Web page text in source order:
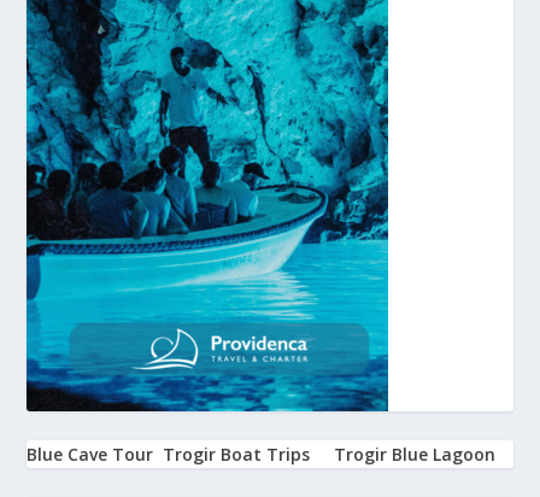
Blue Cave Tour Trogir Boat Trips Trogir Blue Lagoon